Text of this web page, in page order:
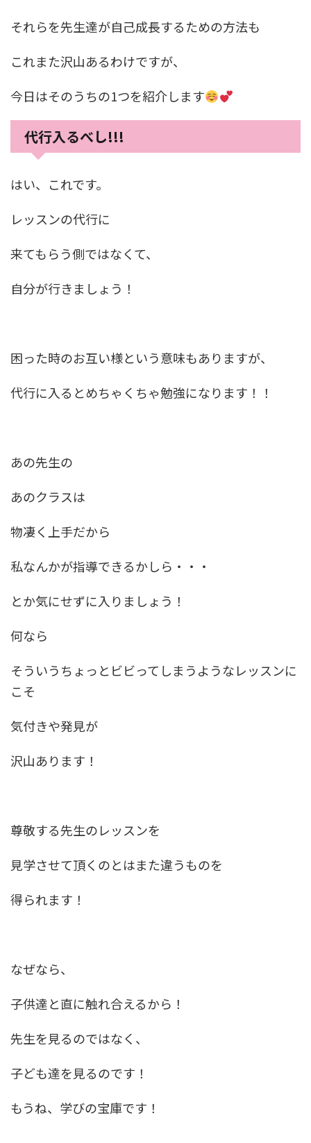
それらを先生達が自己成長するための方法も
これまた沢山あるわけですが、
今日はそのうちの1つを紹介します
代行入るべし!!!
はい、これです。
レッスンの代行に
来てもらう側ではなくて、
自分が行きましょう！
困った時のお互い様という意味もありますが、
代行に入るとめちゃくちゃ勉強になります！！
あの先生の
あのクラスは
物凄く上手だから
私なんかが指導できるかしら・・・
とか気にせずに入りましょう！
何なら
そういうちょっとビビってしまうようなレッスンに
こそ
気付きや発見が
沢山あります！
尊敬する先生のレッスンを
見学させて頂くのとはまた違うものを
得られます！
なぜなら、
子供達と直に触れ合えるから！
先生を見るのではなく、
子ども達を見るのです！
もうね、学びの宝庫です！